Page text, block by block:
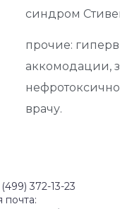
синдром
прочие:
аккомодации,
врачу.
372-13-23
почта: